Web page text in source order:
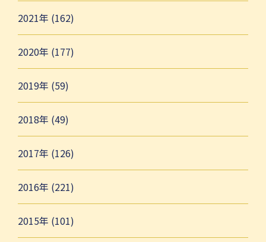
2021年 (162)
2020年 (177)
2019年 (59)
2018年 (49)
2017年 (126)
2016年 (221)
2015年 (101)